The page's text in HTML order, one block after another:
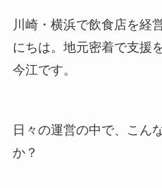
川崎・横浜で飲食店を経
にちは。地元密着で支援
今江です。
日々の運営の中で、こん
か？